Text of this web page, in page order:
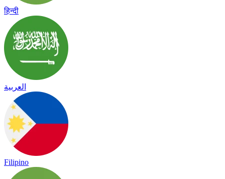
हिन्दी
العربية
Filipino